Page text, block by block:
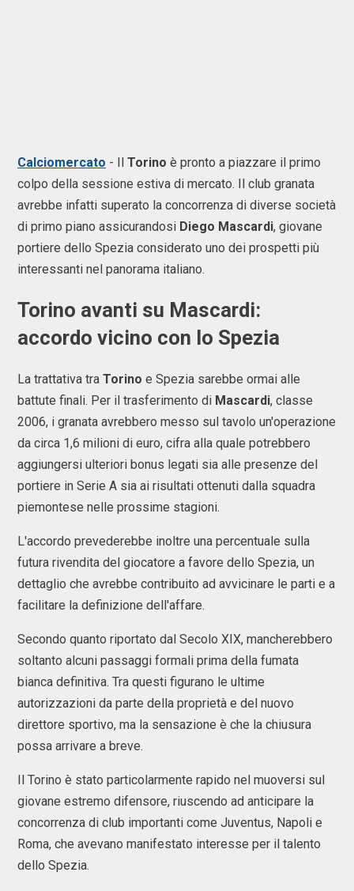
Calciomercato - Il Torino è pronto a piazzare il primo
colpo della sessione estiva di mercato. Il club granata
avrebbe infatti superato la concorrenza di diverse società
di primo piano assicurandosi Diego Mascardi, giovane
portiere dello Spezia considerato uno dei prospetti più
interessanti nel panorama italiano.
Torino avanti su Mascardi:
accordo vicino con lo Spezia
La trattativa tra Torino e Spezia sarebbe ormai alle
battute finali. Per il trasferimento di Mascardi, classe
2006, i granata avrebbero messo sul tavolo un'operazione
da circa 1,6 milioni di euro, cifra alla quale potrebbero
aggiungersi ulteriori bonus legati sia alle presenze del
portiere in Serie A sia ai risultati ottenuti dalla squadra
piemontese nelle prossime stagioni.
L'accordo prevederebbe inoltre una percentuale sulla
futura rivendita del giocatore a favore dello Spezia, un
dettaglio che avrebbe contribuito ad avvicinare le parti e a
facilitare la definizione dell'affare.
Secondo quanto riportato dal Secolo XIX, mancherebbero
soltanto alcuni passaggi formali prima della fumata
bianca definitiva. Tra questi figurano le ultime
autorizzazioni da parte della proprietà e del nuovo
direttore sportivo, ma la sensazione è che la chiusura
possa arrivare a breve.
Il Torino è stato particolarmente rapido nel muoversi sul
giovane estremo difensore, riuscendo ad anticipare la
concorrenza di club importanti come Juventus, Napoli e
Roma, che avevano manifestato interesse per il talento
dello Spezia.